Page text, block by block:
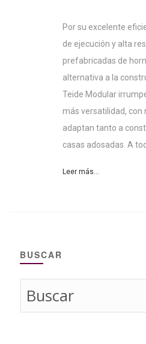
Por su excelente
de ejecución y alta
prefabricadas de
alternativa a la
Teide Modular
más versatilidad, con
adaptan tanto a
casas adosadas. A
Leer más...
BUSCAR